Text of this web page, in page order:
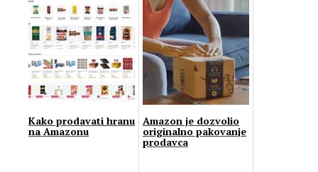
Kako prodavati hranu
na Amazonu
Amazon je dozvolio
originalno pakovanje
prodavca